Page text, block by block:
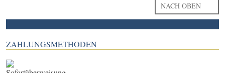
NACH OBEN
ZAHLUNGSMETHODEN